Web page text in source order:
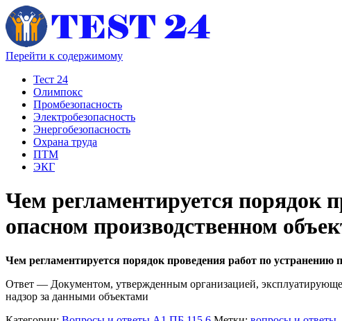
Перейти к содержимому
Тест 24
Олимпокс
Промбезопасность
Электробезопасность
Энергобезопасность
Охрана труда
ПТМ
ЭКГ
Чем регламентируется порядок
опасном производственном
Чем регламентируется порядок проведения работ по
Ответ — Документом, утвержденным организацией,
надзор за данными объектами